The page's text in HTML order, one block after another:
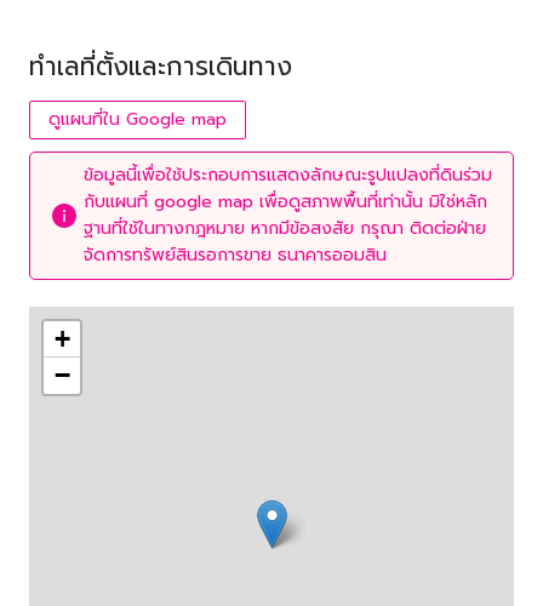
ทำเลที่ตั้งและการเดินทาง
ดูแผนที่ใน Google map
ข้อมูลนี้เพื่อใช้ประกอบการแสดงลักษณะรูปแปลงที่ดินร่วม
กับแผนที่ google map เพื่อดูสภาพพื้นที่เท่านั้น มิใช่หลัก
ฐานที่ใช้ในทางกฎหมาย หากมีข้อสงสัย กรุณา ติดต่อฝ่าย
จัดการทรัพย์สินรอการขาย ธนาคารออมสิน
+
−